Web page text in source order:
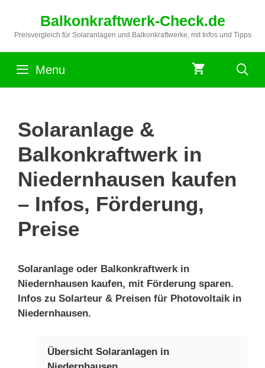
springen
Balkonkraftwerk-Check.de
Preisvergleich für Solaranlagen und Balkonkraftwerke, mit Infos und Tipps
Menu
Solaranlage &
Balkonkraftwerk in
Niedernhausen kaufen
– Infos, Förderung,
Preise
Solaranlage oder Balkonkraftwerk in
Niedernhausen kaufen, mit Förderung sparen.
Infos zu Solarteur & Preisen für Photovoltaik in
Niedernhausen.
Übersicht Solaranlagen in